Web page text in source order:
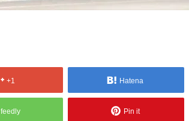
+1 Hatena
feedly Pin it